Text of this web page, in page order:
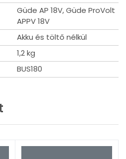
otthonra
Güde AP 18V, Güde ProVolt
APPV 18V
Akku és töltő nélkül
1,2 kg
BUS180